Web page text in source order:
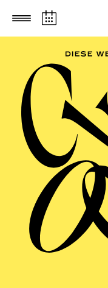
Zum Hauptinhalt
Werke von Ludwig van
85,00 55,00
Die Veranstaltung ist
ESSENER
Freitag
01.01.2027